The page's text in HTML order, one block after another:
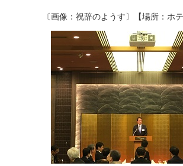
〔画像：祝辞のようす〕【場所：ホ